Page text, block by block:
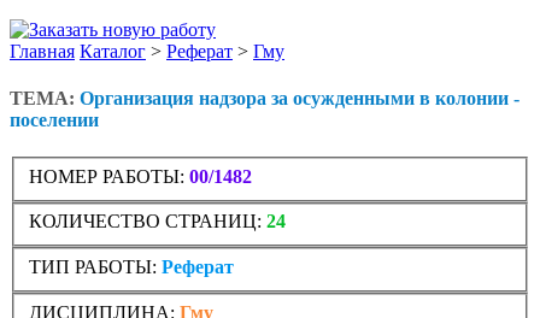
Главная Каталог > Реферат > Гму
ТЕМА: Организация надзора за осужденными в колонии -
поселении
НОМЕР РАБОТЫ: 00/1482
КОЛИЧЕСТВО СТРАНИЦ: 24
ТИП РАБОТЫ: Реферат
ДИСЦИПЛИНА: Гму